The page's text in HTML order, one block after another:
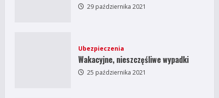
29 października 2021
Ubezpieczenia
Wakacyjne, nieszczęśliwe wypadki
25 października 2021